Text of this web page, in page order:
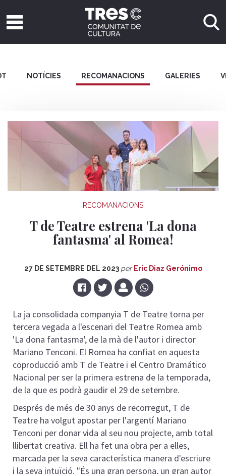
NOTÍCIES RECOMANACIONS GALERIES
RECOMANACIONS
T de Teatre estrena 'La dona
fantasma' al Romea!
27 DE SETEMBRE DEL 2023 per Eric Diaz Gerónimo
La ja consolidada companyia T de Teatre torna per
tercera vegada a l'escenari del Teatre Romea amb
'La dona fantasma', de la mà de l'autor i director
Mariano Tenconi. El Romea ha confiat en aquesta
coproducció amb T de Teatre i el Centro Dramático
Nacional per ser la primera estrena de la temporada,
de la que es podrà gaudir el 29 de setembre.
Després de més de 30 anys de recorregut, T de
Teatre ha volgut apostar per l'argentí Mariano
Tenconi per donar vida al seu nou projecte, amb total
llibertat creativa. Ell ha fet una obra per a elles,
marcada per la seva característica manera d'escriure
i la seva intuïció. "És una gran persona, un gran autor